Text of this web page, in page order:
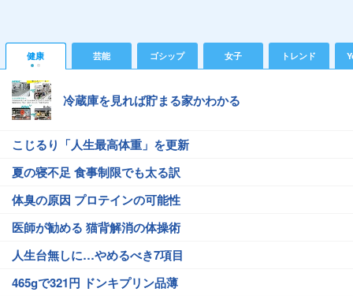
健康 芸能 ゴシップ 女子 トレンド
冷蔵庫を見れば貯まる家かわかる
こじるり「人生最高体重」を更新
夏の寝不足 食事制限でも太る訳
体臭の原因 プロテインの可能性
医師が勧める 猫背解消の体操術
人生台無しに…やめるべき7項目
465gで321円 ドンキプリン品薄